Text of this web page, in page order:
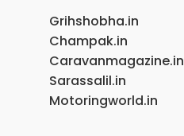
Grihshobha.in
Champak.in
Caravanmagazine.in
Sarassalil.in
Motoringworld.in